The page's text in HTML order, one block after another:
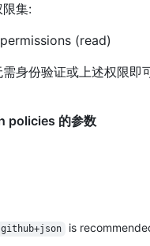
集:
(read)
身份验证或上述权限即
policies 的参数
is